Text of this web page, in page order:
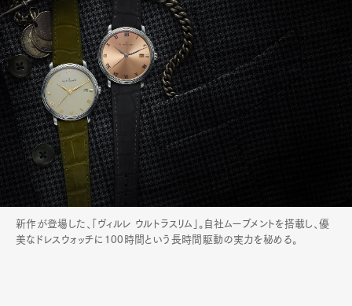
新作が登場した、「ヴィルレ ウルトラスリム」。自社ムーブメントを搭載し、優
美なドレスウォッチに100時間という長時間駆動の実力を秘める。